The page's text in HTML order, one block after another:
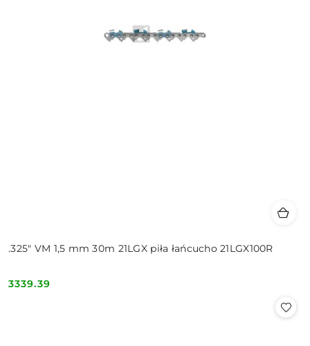
.325" VM 1,5 mm 30m 21LGX piła łańcucho 21LGX100R
Cena:
3339.39